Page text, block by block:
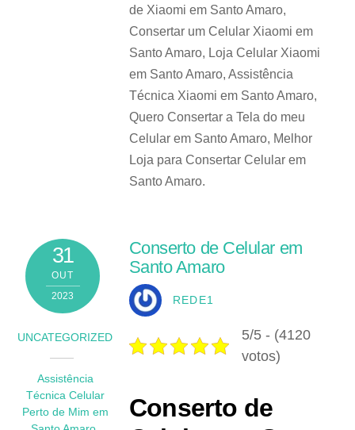
de Xiaomi em Santo Amaro,
Consertar um Celular Xiaomi em
Santo Amaro, Loja Celular Xiaomi
em Santo Amaro, Assistência
Técnica Xiaomi em Santo Amaro,
Quero Consertar a Tela do meu
Celular em Santo Amaro, Melhor
Loja para Consertar Celular em
Santo Amaro.
31
OUT
2023
UNCATEGORIZED
Assistência
Técnica Celular
Perto de Mim em
Conserto de Celular em
Santo Amaro
REDE1
5/5 - (4120
votos)
Conserto de